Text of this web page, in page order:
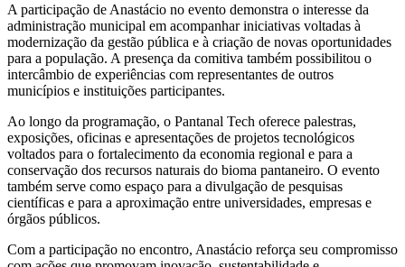
A participação de Anastácio no evento demonstra o interesse da
administração municipal em acompanhar iniciativas voltadas à
modernização da gestão pública e à criação de novas oportunidades
para a população. A presença da comitiva também possibilitou o
intercâmbio de experiências com representantes de outros
municípios e instituições participantes.
Ao longo da programação, o Pantanal Tech oferece palestras,
exposições, oficinas e apresentações de projetos tecnológicos
voltados para o fortalecimento da economia regional e para a
conservação dos recursos naturais do bioma pantaneiro. O evento
também serve como espaço para a divulgação de pesquisas
científicas e para a aproximação entre universidades, empresas e
órgãos públicos.
Com a participação no encontro, Anastácio reforça seu compromisso